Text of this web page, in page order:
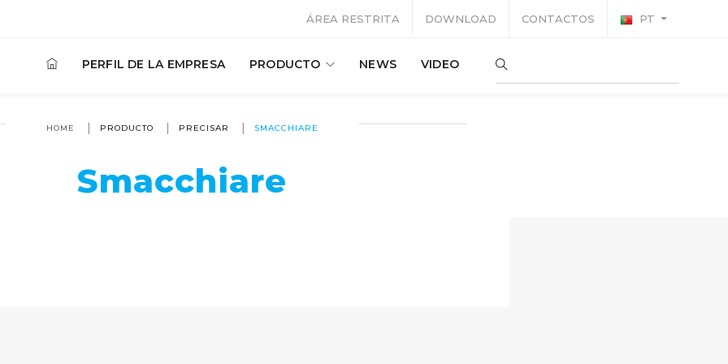
ÁREA RESTRITA DOWNLOAD CONTACTOS PT
PERFIL DE LA EMPRESA PRODUCTO NEWS VIDEO
HOME PRODUCTO PRECISAR SMACCHIARE
Smacchiare